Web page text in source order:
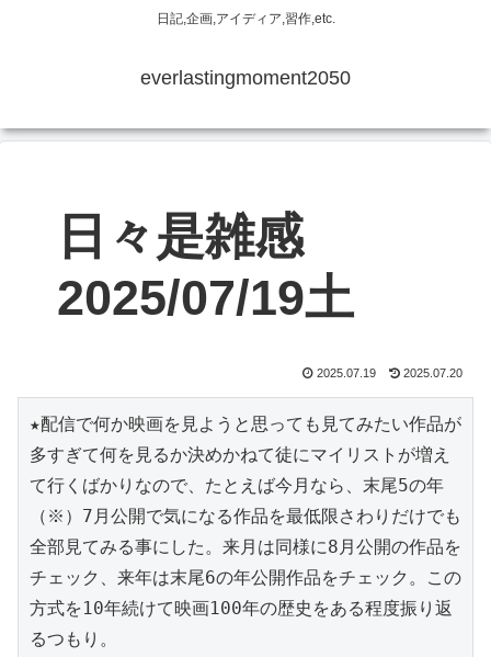
日記,企画,アイディア,習作,etc.
everlastingmoment2050
日々是雑感
2025/07/19土
2025.07.19 2025.07.20
★配信で何か映画を見ようと思っても見てみたい作品が
多すぎて何を見るか決めかねて徒にマイリストが増え
て行くばかりなので、たとえば今月なら、末尾5の年
（※）7月公開で気になる作品を最低限さわりだけでも
全部見てみる事にした。来月は同様に8月公開の作品を
チェック、来年は末尾6の年公開作品をチェック。この
方式を10年続けて映画100年の歴史をある程度振り返
るつもり。